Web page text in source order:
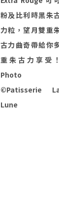
粉及比利時黑朱
力粒，望月雙重
古力曲奇帶給你
重朱古力享受！
Photo
©Patisserie
Lune